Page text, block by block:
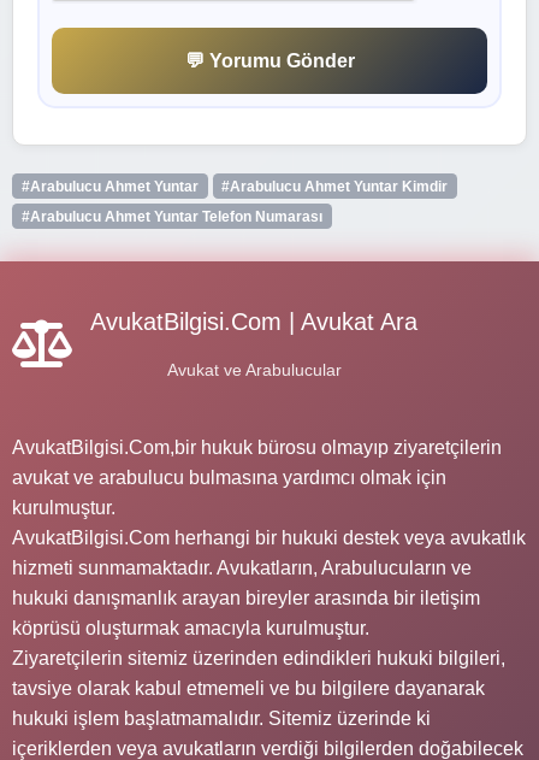
💬 Yorumu Gönder
#Arabulucu Ahmet Yuntar
#Arabulucu Ahmet Yuntar Kimdir
#Arabulucu Ahmet Yuntar Telefon Numarası
AvukatBilgisi.Com | Avukat Ara
Avukat ve Arabulucular
AvukatBilgisi.Com,bir hukuk bürosu olmayıp ziyaretçilerin
avukat ve arabulucu bulmasına yardımcı olmak için
kurulmuştur.
AvukatBilgisi.Com herhangi bir hukuki destek veya avukatlık
hizmeti sunmamaktadır. Avukatların, Arabulucuların ve
hukuki danışmanlık arayan bireyler arasında bir iletişim
köprüsü oluşturmak amacıyla kurulmuştur.
Ziyaretçilerin sitemiz üzerinden edindikleri hukuki bilgileri,
tavsiye olarak kabul etmemeli ve bu bilgilere dayanarak
hukuki işlem başlatmamalıdır. Sitemiz üzerinde ki
içeriklerden veya avukatların verdiği bilgilerden doğabilecek